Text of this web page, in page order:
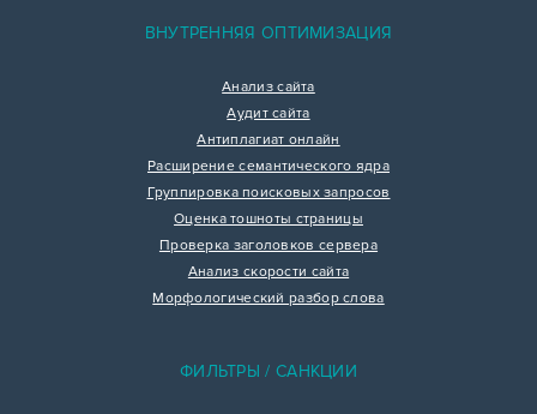
ВНУТРЕННЯЯ ОПТИМИЗАЦИЯ
Анализ сайта
Аудит сайта
Антиплагиат онлайн
Расширение семантического ядра
Группировка поисковых запросов
Оценка тошноты страницы
Проверка заголовков сервера
Анализ скорости сайта
Морфологический разбор слова
ФИЛЬТРЫ / САНКЦИИ